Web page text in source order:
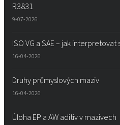
R3831
9-07-2026
ISO VG a SAE – jak interpretovat
16-04-2026
Druhy průmyslových maziv
16-04-2026
Úloha EP a AW aditiv v mazivech